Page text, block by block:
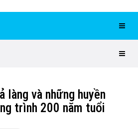
làng và những huyền
trình 200 năm tuổi